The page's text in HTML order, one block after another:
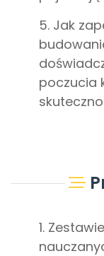
5. Jak
poczucia
1.